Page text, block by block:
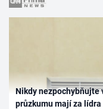
Nikdy nezpochybňujte
průzkumu mají za